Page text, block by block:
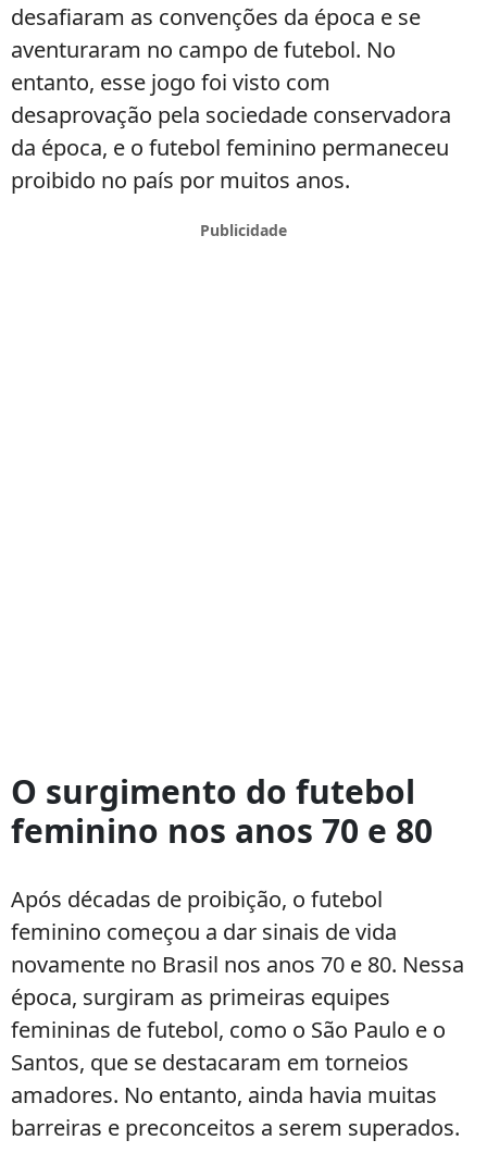
desafiaram as convenções da época e se
aventuraram no campo de futebol. No
entanto, esse jogo foi visto com
desaprovação pela sociedade conservadora
da época, e o futebol feminino permaneceu
proibido no país por muitos anos.
O surgimento do futebol
feminino nos anos 70 e 80
Após décadas de proibição, o futebol
feminino começou a dar sinais de vida
novamente no Brasil nos anos 70 e 80. Nessa
época, surgiram as primeiras equipes
femininas de futebol, como o São Paulo e o
Santos, que se destacaram em torneios
amadores. No entanto, ainda havia muitas
barreiras e preconceitos a serem superados.